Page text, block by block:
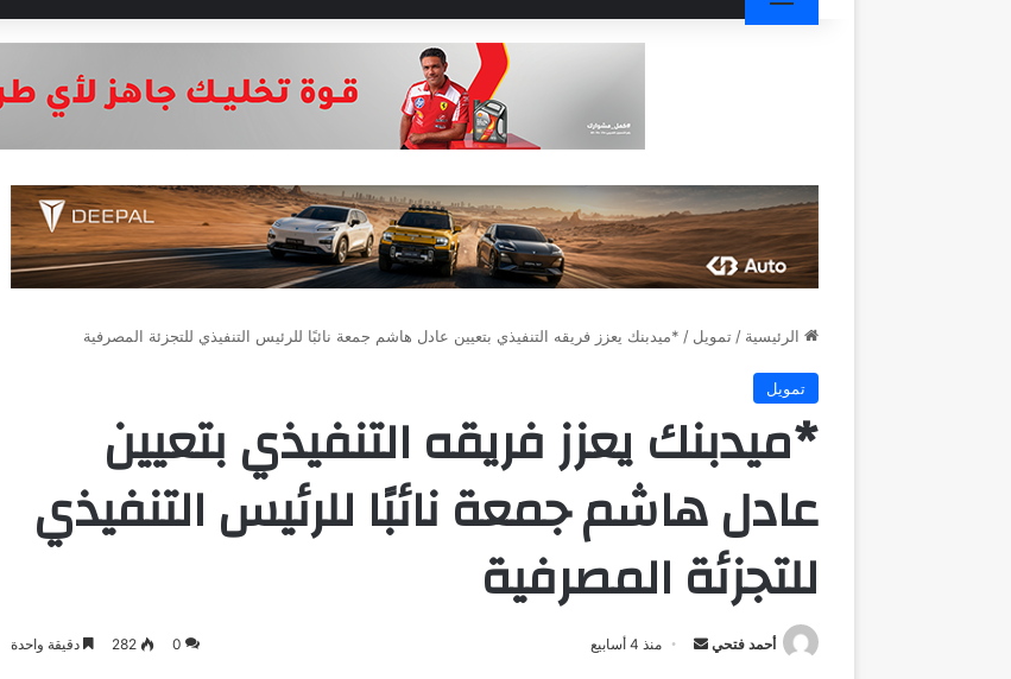
الرئيسية / تمويل / *ميدبنك يعزز فريقه التنفيذي بتعيين عادل هاشم جمعة نائبًا للرئيس التنفيذي للتجزئة المصرفية
تمويل
*ميدبنك يعزز فريقه التنفيذي بتعيين
عادل هاشم جمعة نائبًا للرئيس التنفيذي
للتجزئة المصرفية
أحمد فتحي
أرسل منذ 4 أسابيع 0
282 دقيقة واحدة